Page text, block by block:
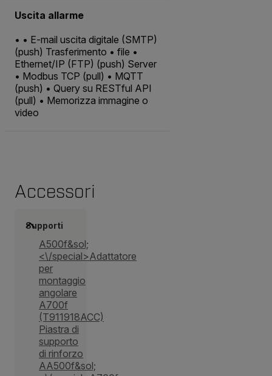
Uscita allarme
• • E-mail uscita digitale (SMTP)
(push) Trasferimento • file •
Ethernet/IP (FTP) (push) Server
• Modbus TCP (pull) • MQTT
(push) • Query su RESTful API
(pull) • Memorizza immagine o
video
Accessori
Supporti
A500f&sol;
<\/special>Adattatore
per
montaggio
angolare
A700f
(T911918ACC)
Piastra di
supporto
di rinforzo
AA500f&sol;